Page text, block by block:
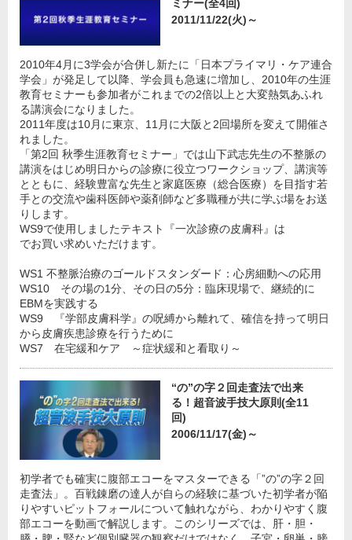
ミナー(全4回)
2011/11/22(火)～
2010年4月に3学会が合併し新たに「日本プライマリ・ケア連合
学会」が発足して以降、学会員も急速に増加し、2010年の生涯
教育セミナーも参加者がこれまでの2倍以上と大変熱気あふれ
る講演会になりました。
2011年度は10月に東京、11月に大阪と2回場所を変えて開催さ
れました。
「第2回 秋季生涯教育セミナー」では山下武志先生の不整脈の
講演をはじめ明日からの診療に役立つワークショップ、講演等
とともに、経験豊富な先生と家庭医療（総合医療）を目指す若
手との交流や歯科医師や薬剤師など多職種が共に学ぶ場をお送
りします。
WS9で使用しましたテキスト『一次診療の皮膚科』は
でお買い求めいただけます。
WS1 不整脈治療のゴールドスタンダード：心房細動への応用
WS10 その場の1分、その日の5分：臨床現場で、継続的に
EBMを実践する
WS9 『学部皮膚科学』の呪縛から離れて、確信を持って明日
から皮膚疾患診療を行うために
WS7 在宅緩和ケア ～症状緩和と看取り～
“の”の字２回走査法で出来
る！超音波手技大原則(全11
回)
2006/11/17(金)～
初学者でも確実に腹部エコーをマスターできる「”の”の字２回
走査法」。百戦錬磨の達人が自らの経験に基づいた初学者が陥
りやすいピットフォールについて触れながら、わかりやすく腹
部エコーを動画で解説します。このシリーズでは、肝・胆・